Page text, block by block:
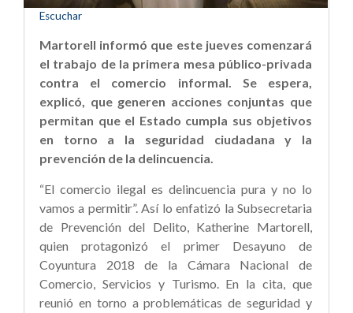
Escuchar
Martorell informó que este jueves comenzará
el trabajo de la primera mesa público-privada
contra el comercio informal. Se espera,
explicó, que generen acciones conjuntas que
permitan que el Estado cumpla sus objetivos
en torno a la seguridad ciudadana y la
prevención de la delincuencia.
“El comercio ilegal es delincuencia pura y no lo
vamos a permitir”. Así lo enfatizó la Subsecretaria
de Prevención del Delito, Katherine Martorell,
quien protagonizó el primer Desayuno de
Coyuntura 2018 de la Cámara Nacional de
Comercio, Servicios y Turismo. En la cita, que
reunió en torno a problemáticas de seguridad y